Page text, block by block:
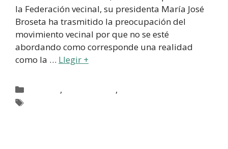
la Federación vecinal, su presidenta María José
Broseta ha trasmitido la preocupación del
movimiento vecinal por que no se esté
abordando como corresponde una realidad
como la … Llegir +
, ,